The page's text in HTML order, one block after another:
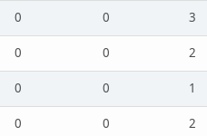
0 0
3
0 0
2
0 0
1
0 0
2